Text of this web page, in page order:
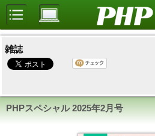
雑誌
PHPスペシャル2025年2月号